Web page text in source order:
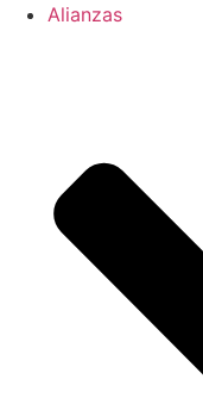
Alianzas